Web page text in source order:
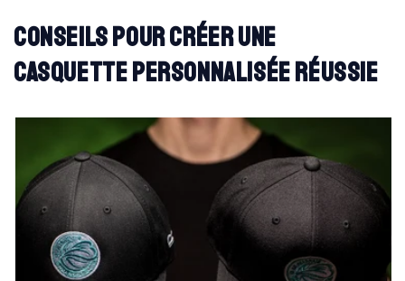
Conseils pour créer une
casquette personnalisée réussie